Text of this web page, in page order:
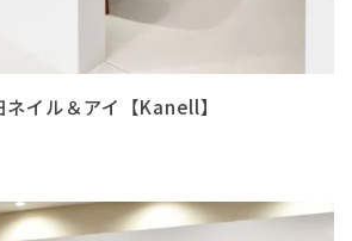
イル＆アイ【Kanell】